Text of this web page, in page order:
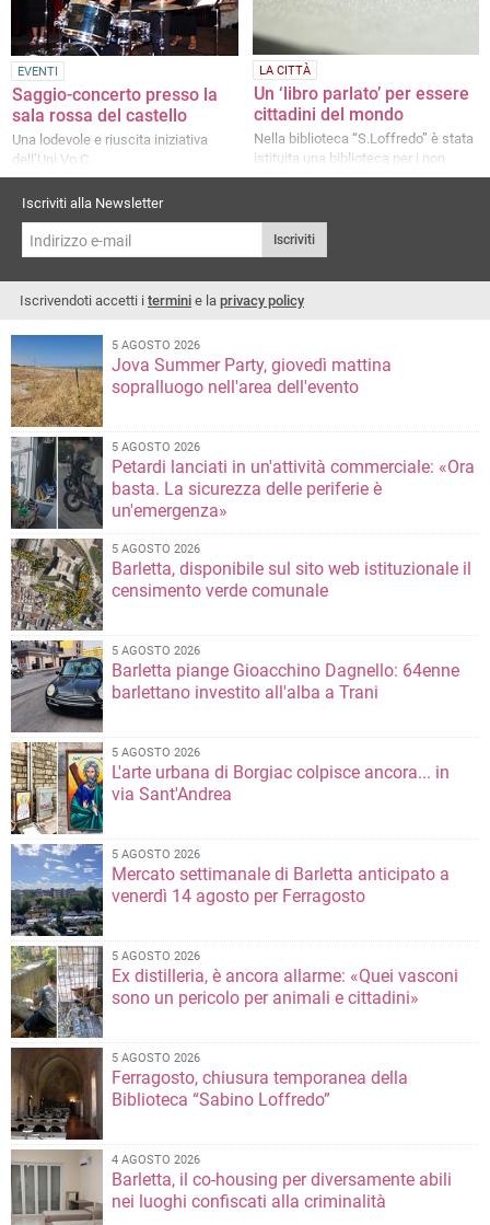
EVENTI
Saggio-concerto presso la
sala rossa del castello
Una lodevole e riuscita iniziativa
dell’Uni.Vo.C.
LA CITTÀ
Un ‘libro parlato’ per essere
cittadini del mondo
Nella biblioteca “S.Loffredo” è stata
istituita una biblioteca per i non
vedenti
Iscriviti alla Newsletter
Iscriviti
Iscrivendoti accetti i termini e la privacy policy
5 AGOSTO 2026
Jova Summer Party, giovedì mattina
sopralluogo nell'area dell'evento
5 AGOSTO 2026
Petardi lanciati in un'attività commerciale: «Ora
basta. La sicurezza delle periferie è
un'emergenza»
5 AGOSTO 2026
Barletta, disponibile sul sito web istituzionale il
censimento verde comunale
5 AGOSTO 2026
Barletta piange Gioacchino Dagnello: 64enne
barlettano investito all'alba a Trani
5 AGOSTO 2026
L'arte urbana di Borgiac colpisce ancora... in
via Sant'Andrea
5 AGOSTO 2026
Mercato settimanale di Barletta anticipato a
venerdì 14 agosto per Ferragosto
5 AGOSTO 2026
Ex distilleria, è ancora allarme: «Quei vasconi
sono un pericolo per animali e cittadini»
5 AGOSTO 2026
Ferragosto, chiusura temporanea della
Biblioteca “Sabino Loffredo”
4 AGOSTO 2026
Barletta, il co-housing per diversamente abili
nei luoghi confiscati alla criminalità